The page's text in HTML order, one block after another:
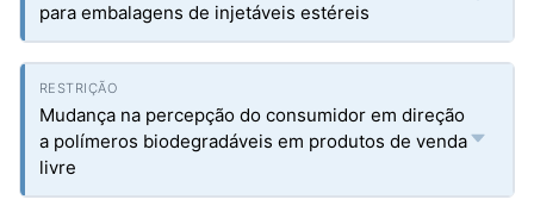
para embalagens de injetáveis estéreis
Mudança na percepção do consumidor em direção
a polímeros biodegradáveis em produtos de venda
livre